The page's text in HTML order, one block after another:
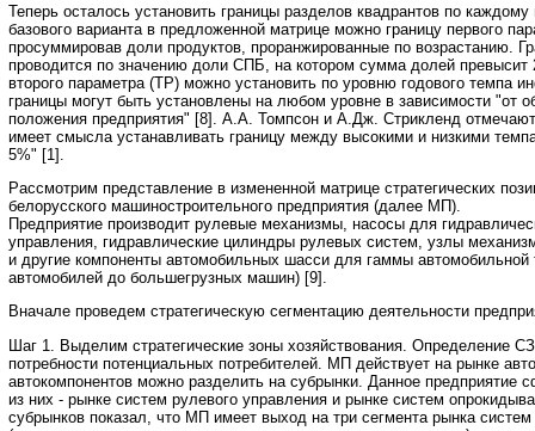
Теперь осталось установить границы разделов квадрантов по
базового варианта в предложенной матрице можно границу первого
просуммировав доли продуктов, проранжированные по возрастанию.
проводится по значению доли СПБ, на котором сумма долей превысит
второго параметра (ТР) можно установить по уровню годового темпа
границы могут быть установлены на любом уровне в зависимости "от
положения предприятия" [8]. А.А. Томпсон и А.Дж. Стрикленд
имеет смысла устанавливать границу между высокими и низкими
5%" [1].
Рассмотрим представление в измененной матрице стратегических
белорусского машиностроительного предприятия (далее МП).
Предприятие производит рулевые механизмы, насосы для
управления, гидравлические цилиндры рулевых систем, узлы
и другие компоненты автомобильных шасси для гаммы автомобильной
автомобилей до большегрузных машин) [9].
Вначале проведем стратегическую сегментацию деятельности
Шаг 1. Выделим стратегические зоны хозяйствования. Определение
потребности потенциальных потребителей. МП действует на рынке
автокомпонентов можно разделить на субрынки. Данное предприятие
из них - рынке систем рулевого управления и рынке систем
субрынков показал, что МП имеет выход на три сегмента рынка систем